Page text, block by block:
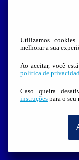
Utilizamos cookies
melhorar a sua
Ao aceitar, você
política de
Caso queira
instruções para o seu